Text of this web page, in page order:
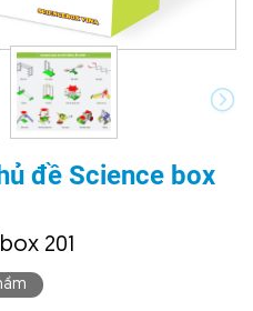
đề Science box
201